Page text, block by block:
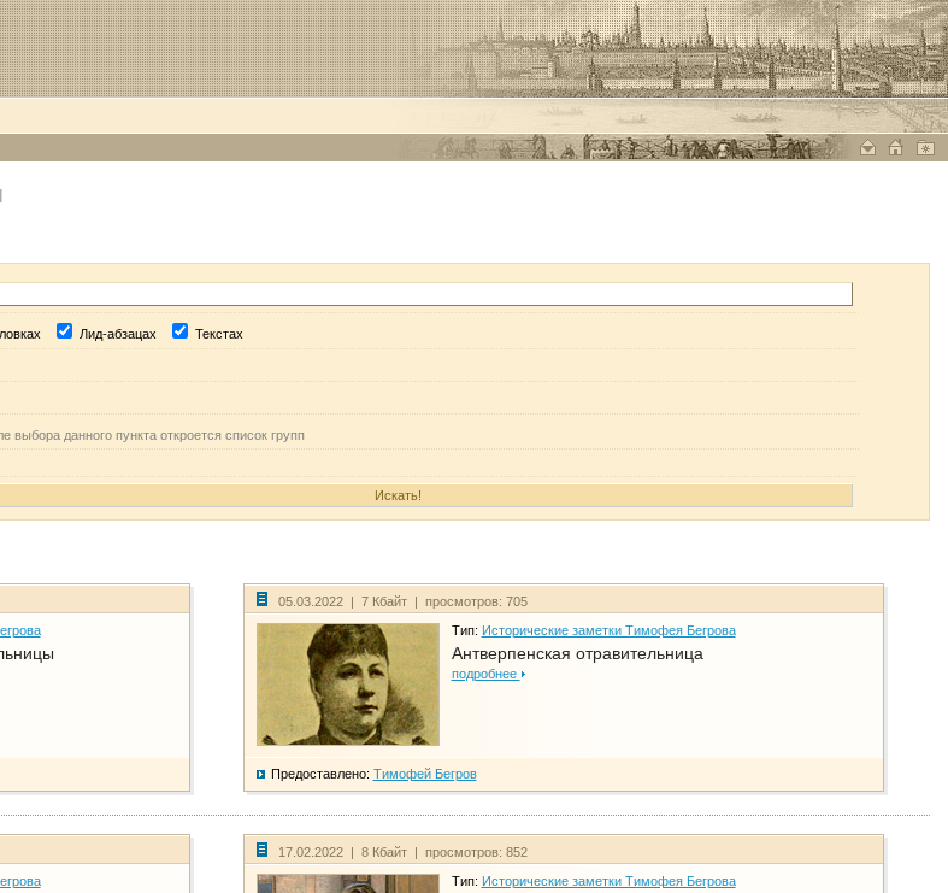
Лид-абзацах Текстах
выбора данного пункта откроется список групп
05.03.2022 | 7 Кбайт | просмотров: 705
Тип: Исторические заметки Тимофея Бегрова
Антверпенская отравительница
подробнее
Предоставлено: Тимофей Бегров
17.02.2022 | 8 Кбайт | просмотров: 852
Тип: Исторические заметки Тимофея Бегрова